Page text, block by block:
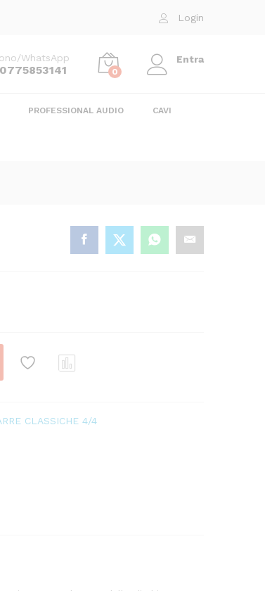
Login
WhatsApp
0
Entra
PROFESSIONAL AUDIO CAVI
CLASSICHE 4/4
Aggiungi al carrello